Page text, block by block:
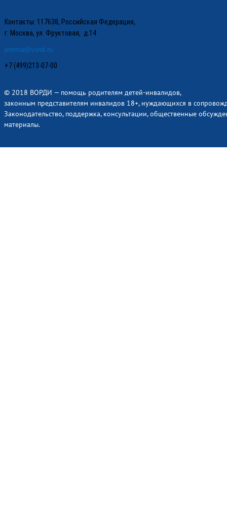
Контакты: 117638, Российская Федерация,
г. Москва, ул. Фруктовая, д.14
premia@vordi.ru
+7 (499)213-07-00
© 2018 ВОРДИ — помощь родителям детей-инвалидов,
законным представителям инвалидов 18+, нуждающихся в
Законодательство, поддержка, консультации, общественные
материалы.